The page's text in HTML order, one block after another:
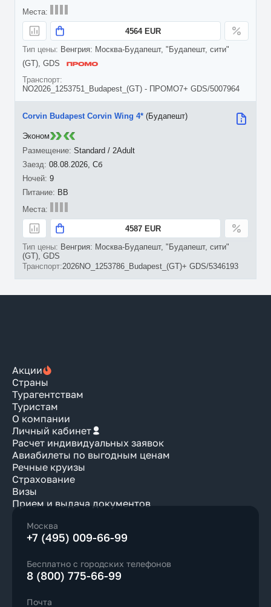
4564 EUR
Венгрия: Москва-Будапешт, "Будапешт, сити"
(GT), GDS
NO2026_1253751_Budapest_(GT) - ПРОМО7+ GDS/5007964
08.08.2026, Сб
9
Corvin Budapest Corvin Wing 4* (Будапешт)
Standard / 2Adult
BB
4587 EUR
Венгрия: Москва-Будапешт, "Будапешт, сити"
(GT), GDS
2026NO_1253786_Budapest_(GT)+ GDS/5346193
Эконом
Акции
Страны
Турагентствам
Туристам
О компании
Личный кабинет
Расчет индивидуальных заявок
Авиабилеты по выгодным ценам
Речные круизы
Страхование
Визы
Прием и выдача документов
Москва
+7 (495) 009-66-99
Бесплатно с городских телефонов
8 (800) 775-66-99
Почта